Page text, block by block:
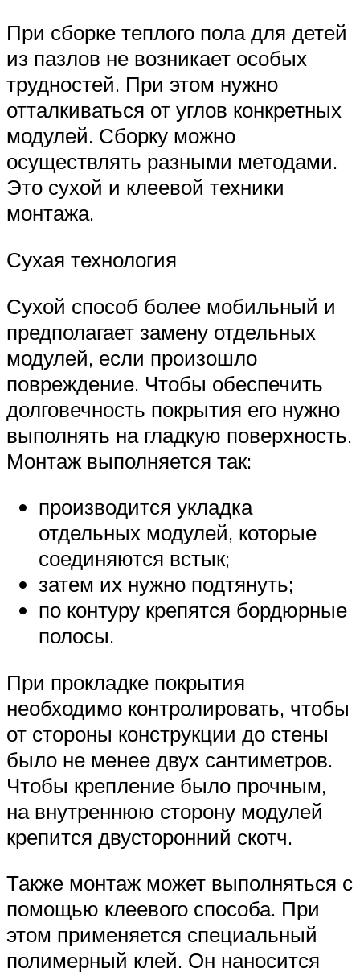
При сборке теплого пола для детей
из пазлов не возникает особых
трудностей. При этом нужно
отталкиваться от углов конкретных
модулей. Сборку можно
осуществлять разными методами.
Это сухой и клеевой техники
монтажа.
Сухая технология
Сухой способ более мобильный и
предполагает замену отдельных
модулей, если произошло
повреждение. Чтобы обеспечить
долговечность покрытия его нужно
выполнять на гладкую поверхность.
Монтаж выполняется так:
производится укладка
отдельных модулей, которые
соединяются встык;
затем их нужно подтянуть;
по контуру крепятся бордюрные
полосы.
При прокладке покрытия
необходимо контролировать, чтобы
от стороны конструкции до стены
было не менее двух сантиметров.
Чтобы крепление было прочным,
на внутреннюю сторону модулей
крепится двусторонний скотч.
Также монтаж может выполняться с
помощью клеевого способа. При
этом применяется специальный
полимерный клей. Он наносится